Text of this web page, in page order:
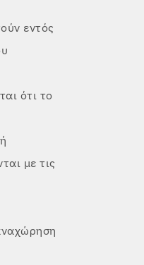
εντός
ότι το
με τις